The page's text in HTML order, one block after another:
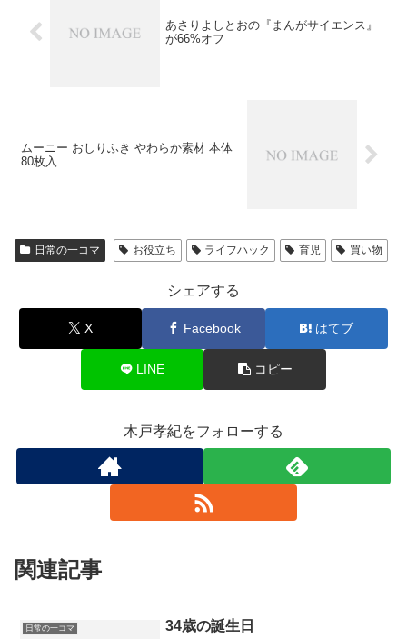
あさりよしとおの『まんがサイエンス』
が66%オフ
ムーニー おしりふき やわらか素材 本体
80枚入
日常の一コマ お役立ち ライフハック 育児 買い物
シェアする
X Facebook はてブ
LINE コピー
木戸孝紀をフォローする
関連記事
日常の一コマ 34歳の誕生日